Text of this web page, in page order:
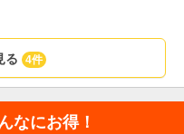
る 4件
なにお得！